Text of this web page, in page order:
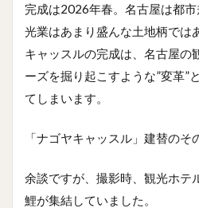
完成は2026年春。名古屋は都
光業はあまり盛んな土地柄では
キャッスルの完成は、名古屋の
ーズを掘り起こすような”変革”
てしまいます。
「ナゴヤキャッスル」建替のそ
余談ですが、撮影時、観光ホテ
鯉が集結していました。